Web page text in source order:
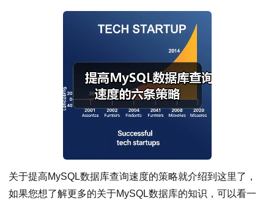
关于提高MySQL数据库查询速度的策略就介绍到这里了，
如果您想了解更多的关于MySQL数据库的知识，可以看一